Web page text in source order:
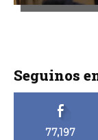
Seguinos
77,197